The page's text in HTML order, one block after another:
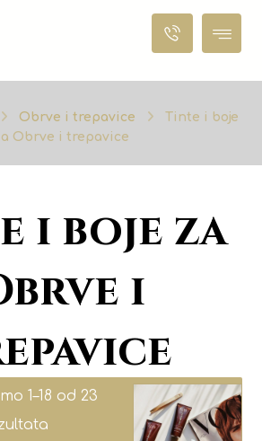
Obrve i trepavice
Tinte i boje
Obrve i trepavice
i boje za
i
1–18 od 23